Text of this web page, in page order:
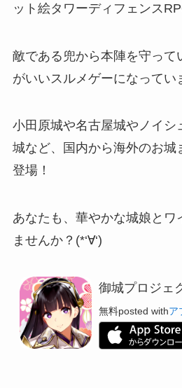
ット絵タワーディフェンス
敵である兜から本陣を守って
がいいスルメゲーになってい
小田原城や名古屋城やノイシ
城など、
国内から海外のお
登場！
あなたも、華やかな城娘とワ
ませんか？(*‘∀‘)
御城プロジェ
無料posted withア